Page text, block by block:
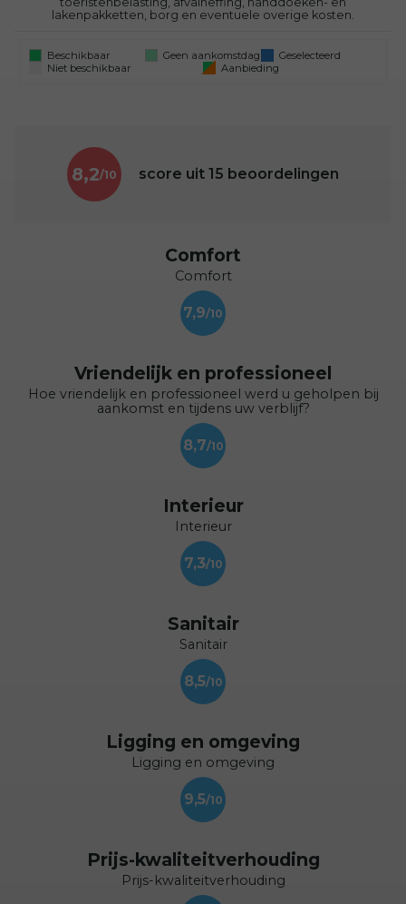
lakenpakketten, borg en eventuele overige kosten.
Beschikbaar Geen aankomstdag
Geselecteerd
Niet beschikbaar
Aanbieding
8,2 score uit 15 beoordelingen
Comfort
Comfort
7,9
Vriendelijk en professioneel
Hoe vriendelijk en professioneel werd u geholpen bij
aankomst en tijdens uw verblijf?
8,7
Interieur
Interieur
7,3
Sanitair
Sanitair
8,5
Ligging en omgeving
Ligging en omgeving
9,5
Prijs-kwaliteitverhouding
Prijs-kwaliteitverhouding